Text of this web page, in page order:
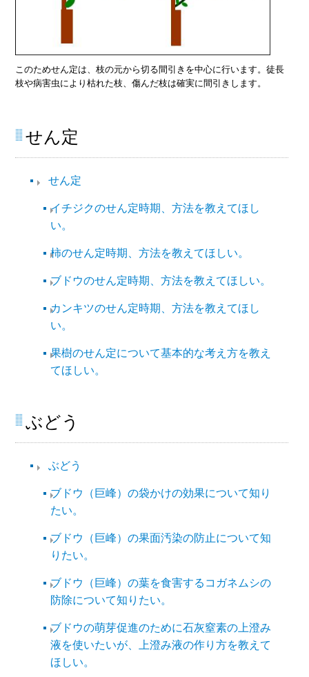
このためせん定は、枝の元から切る間引きを中心に行います。徒長
枝や病害虫により枯れた枝、傷んだ枝は確実に間引きします 。
せん定
せん定
イチジクのせん定時期、方法を教えてほし
い。
柿のせん定時期、方法を教えてほしい。
ブドウのせん定時期、方法を教えてほしい。
カンキツのせん定時期、方法を教えてほし
い。
果樹のせん定について基本的な考え方を教え
てほしい。
ぶどう
ぶどう
ブドウ（巨峰）の袋かけの効果について知り
たい。
ブドウ（巨峰）の果面汚染の防止について知
りたい。
ブドウ（巨峰）の葉を食害するコガネムシの
防除について知りたい。
ブドウの萌芽促進のために石灰窒素の上澄み
液を使いたいが、上澄み液の作り方を教えて
ほしい。